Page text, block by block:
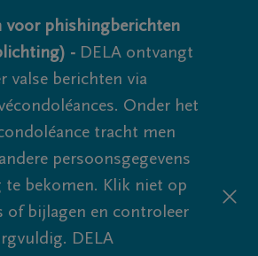
voor phishingberichten
- DELA ontvangt
valse berichten via
Onder het
tracht men
persoonsgegevens
te bekomen. Klik niet op
of bijlagen en controleer
DELA